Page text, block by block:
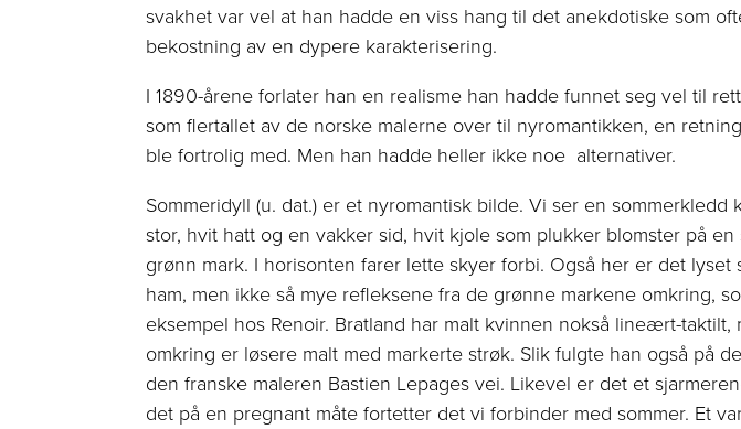
svakhet var vel at han hadde en viss hang til det anekdotiske som
bekostning av en dypere karakterisering.
I 1890-årene forlater han en realisme han hadde funnet seg vel til
som fler­tallet av de norske malerne over til ny­romantikken, en
ble fortrolig med. Men han hadde heller ikke noe alternativer.
Sommeridyll (u. dat.) er et nyromantisk bilde. Vi ser en sommerkledd
stor, hvit hatt og en vakker sid, hvit kjole som plukker blomster på en
grønn mark. I horisonten farer lette skyer forbi. Også her er det lyset
ham, men ikke så mye ­refleksene fra de grønne markene omkring,
eksempel hos Renoir. Bratland har malt kvinnen nokså lineært-taktilt,
omkring er løsere malt med markerte strøk. Slik fulgte han også på
den franske maleren Bastien Lepages vei. Likevel er det et
det på en pregnant måte fortetter det vi forbinder med sommer. Et